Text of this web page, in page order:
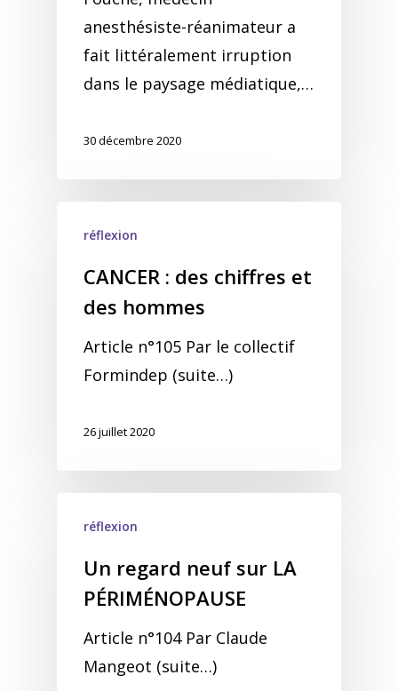
anesthésiste-réanimateur a
fait littéralement irruption
dans le paysage médiatique,…
30 décembre 2020
réflexion
CANCER : des chiffres et
des hommes
Article n°105 Par le collectif
Formindep (suite…)
26 juillet 2020
réflexion
Un regard neuf sur LA
PÉRIMÉNOPAUSE
Article n°104 Par Claude
Mangeot (suite…)